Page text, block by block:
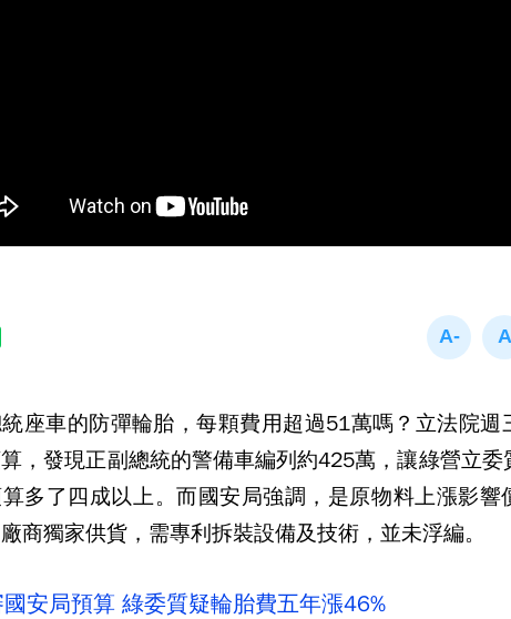
座車的防彈輪胎，每顆費用超過51萬嗎？立法院週
，發現正副總統的警備車編列約425萬，讓綠營立委
多了四成以上。而國安局強調，是原物料上漲影響
商獨家供貨，需專利拆裝設備及技術，並未浮編。
安局預算 綠委質疑輪胎費五年漲46%